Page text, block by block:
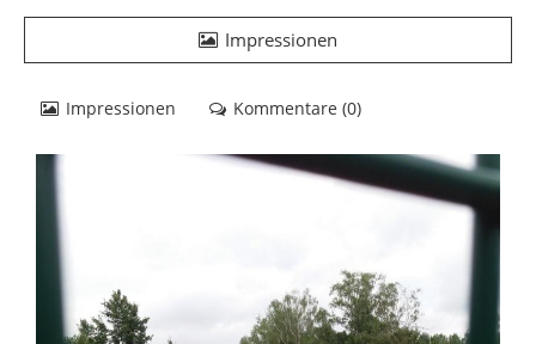
Impressionen
Impressionen Kommentare (0)